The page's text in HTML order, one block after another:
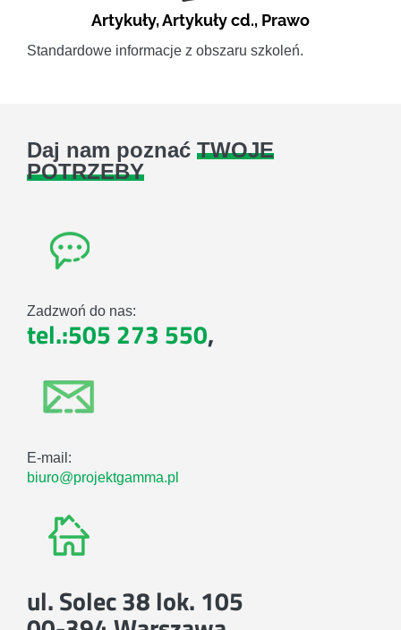
Artykuły,Artykuły cd., Prawo
Standardowe informacje z obszaru szkoleń.
Daj nam poznać TWOJE
POTRZEBY
Zadzwoń do nas:
tel.:505 273 550,
E-mail:
biuro@projektgamma.pl
ul. Solec 38 lok. 105